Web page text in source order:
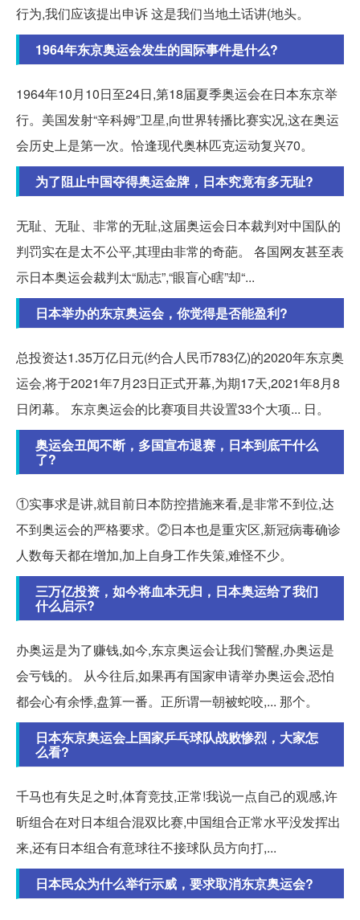
行为,我们应该提出申诉 这是我们当地土话讲(地头。
1964年东京奥运会发生的国际事件是什么?
1964年10月10日至24日,第18届夏季奥运会在日本东京举
行。美国发射“辛科姆”卫星,向世界转播比赛实况,这在奥运
会历史上是第一次。恰逢现代奥林匹克运动复兴70。
为了阻止中国夺得奥运金牌，日本究竟有多无耻?
无耻、无耻、非常的无耻,这届奥运会日本裁判对中国队的
判罚实在是太不公平,其理由非常的奇葩。 各国网友甚至表
示日本奥运会裁判太“励志”,“眼盲心瞎”却“...
日本举办的东京奥运会，你觉得是否能盈利?
总投资达1.35万亿日元(约合人民币783亿)的2020年东京奥
运会,将于2021年7月23日正式开幕,为期17天,2021年8月8
日闭幕。 东京奥运会的比赛项目共设置33个大项... 日。
奥运会丑闻不断，多国宣布退赛，日本到底干什么
了?
①实事求是讲,就目前日本防控措施来看,是非常不到位,达
不到奥运会的严格要求。②日本也是重灾区,新冠病毒确诊
人数每天都在增加,加上自身工作失策,难怪不少。
三万亿投资，如今将血本无归，日本奥运给了我们
什么启示?
办奥运是为了赚钱,如今,东京奥运会让我们警醒,办奥运是
会亏钱的。 从今往后,如果再有国家申请举办奥运会,恐怕
都会心有余悸,盘算一番。正所谓一朝被蛇咬,... 那个。
日本东京奥运会上国家乒乓球队战败惨烈，大家怎
么看?
千马也有失足之时,体育竞技,正常!我说一点自己的观感,许
昕组合在对日本组合混双比赛,中国组合正常水平没发挥出
来,还有日本组合有意球往不接球队员方向打,...
日本民众为什么举行示威，要求取消东京奥运会?